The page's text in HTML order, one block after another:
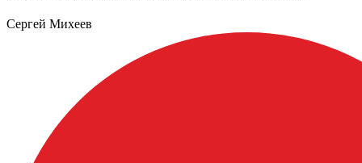
Сергей Михеев